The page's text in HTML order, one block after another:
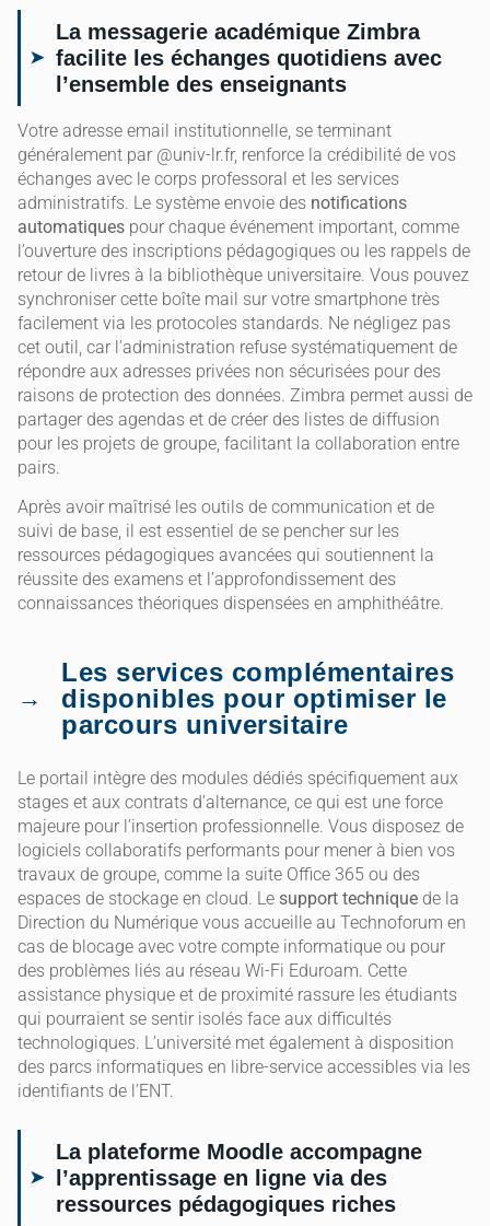
La messagerie académique Zimbra
facilite les échanges quotidiens avec
l’ensemble des enseignants
Votre adresse email institutionnelle, se terminant
généralement par @univ-lr.fr, renforce la crédibilité de vos
échanges avec le corps professoral et les services
administratifs. Le système envoie des notifications
automatiques pour chaque événement important, comme
l’ouverture des inscriptions pédagogiques ou les rappels de
retour de livres à la bibliothèque universitaire. Vous pouvez
synchroniser cette boîte mail sur votre smartphone très
facilement via les protocoles standards. Ne négligez pas
cet outil, car l’administration refuse systématiquement de
répondre aux adresses privées non sécurisées pour des
raisons de protection des données. Zimbra permet aussi de
partager des agendas et de créer des listes de diffusion
pour les projets de groupe, facilitant la collaboration entre
pairs.
Après avoir maîtrisé les outils de communication et de
suivi de base, il est essentiel de se pencher sur les
ressources pédagogiques avancées qui soutiennent la
réussite des examens et l’approfondissement des
connaissances théoriques dispensées en amphithéâtre.
Les services complémentaires
disponibles pour optimiser le
parcours universitaire
Le portail intègre des modules dédiés spécifiquement aux
stages et aux contrats d’alternance, ce qui est une force
majeure pour l’insertion professionnelle. Vous disposez de
logiciels collaboratifs performants pour mener à bien vos
travaux de groupe, comme la suite Office 365 ou des
espaces de stockage en cloud. Le support technique de la
Direction du Numérique vous accueille au Technoforum en
cas de blocage avec votre compte informatique ou pour
des problèmes liés au réseau Wi-Fi Eduroam. Cette
assistance physique et de proximité rassure les étudiants
qui pourraient se sentir isolés face aux difficultés
technologiques. L’université met également à disposition
des parcs informatiques en libre-service accessibles via les
identifiants de l’ENT.
La plateforme Moodle accompagne
l’apprentissage en ligne via des
ressources pédagogiques riches